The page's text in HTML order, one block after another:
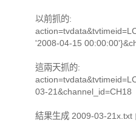
以前抓的:
'2008-04-15
這兩天抓的:
03-21&channel_id=CH18
結果生成 2009-03-21x.txt